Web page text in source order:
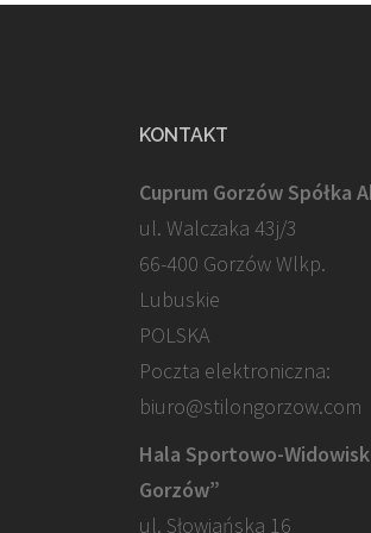
KONTAKT
Cuprum Gorzów Spółka
ul. Walczaka 43j/3
66-400 Gorzów Wlkp.
Lubuskie
POLSKA
Poczta elektroniczna:
biuro@stilongorzow.com
Hala Sportowo-
Gorzów”
ul. Słowiańska 16